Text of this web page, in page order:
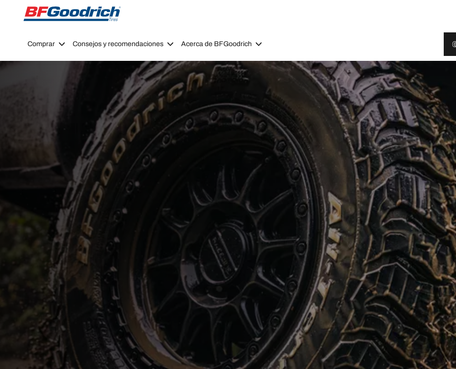
Go to page content
Go to page navigation
Comprar Consejos y recomendaciones Acerca de BFGoodrich